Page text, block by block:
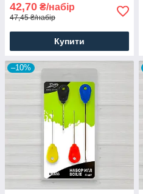
42,70 ₴/набір
47,45 ₴/набір
Купити
–10%